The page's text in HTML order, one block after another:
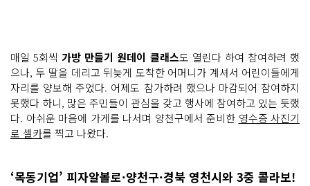
매일 5회씩가방 만들기 원데이 클래스도 열린다 하여 참여하려 했
으나, 두 딸을 데리고 뒤늦게 도착한 어머니가 계셔서 어린이들에게
자리를 양보해 주었다. 어제도 참가하려 했으나 마감되어 참여하지
못했다 하니, 많은 주민들이 관심을 갖고 행사에 참여하고 있는 듯했
다. 아쉬운 마음에 가게를 나서며 양천구에서 준비한 영수증 사진기
로 셀카를 찍고 나왔다.
‘목동기업’ 피자알볼로·양천구·경북 영천시와 3중 콜라보!